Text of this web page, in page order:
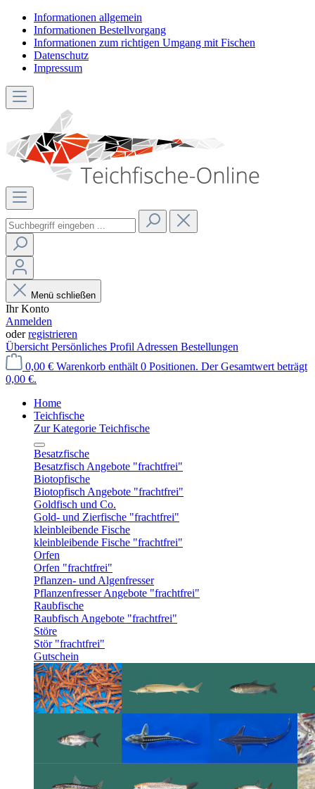
Informationen allgemein
Informationen Bestellvorgang
Informationen zum richtigen Umgang mit Fischen
Datenschutz
Impressum
Menü schließen
Ihr Konto
Anmelden
oderregistrieren
Übersicht Persönliches Profil Adressen Bestellungen
0,00 € Warenkorb enthält 0 Positionen. Der Gesamtwert beträgt
0,00 €.
Home
Teichfische
Zur Kategorie Teichfische
Besatzfische
Besatzfisch Angebote "frachtfrei"
Biotopfische
Biotopfisch Angebote "frachtfrei"
Goldfisch und Co.
Gold- und Zierfische "frachtfrei"
kleinbleibende Fische
kleinbleibende Fische "frachtfrei"
Orfen
Orfen "frachtfrei"
Pflanzen- und Algenfresser
Pflanzenfresser Angebote "frachtfrei"
Raubfische
Raubfisch Angebote "frachtfrei"
Störe
Stör "frachtfrei"
Gutschein